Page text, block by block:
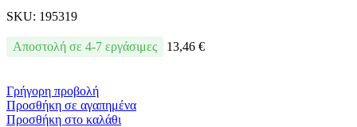
SKU: 195319
Αποστολή σε 4-7 εργάσιμες 13,46 €
Γρήγορη προβολή
Προσθήκη σε αγαπημένα
Προσθήκη στο καλάθι